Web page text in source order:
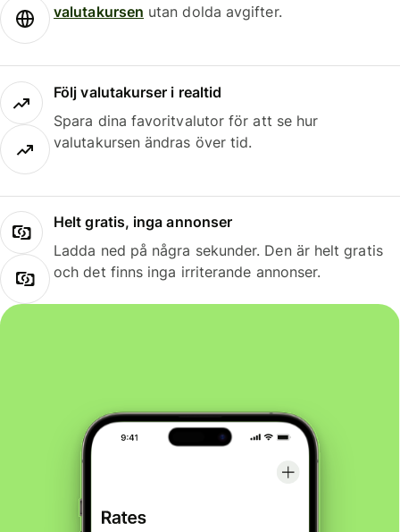
valutakursen utan dolda avgifter.
Följ valutakurser i realtid
Spara dina favoritvalutor för att se hur
valutakursen ändras över tid.
Helt gratis, inga annonser
Ladda ned på några sekunder. Den är helt gratis
och det finns inga irriterande annonser.